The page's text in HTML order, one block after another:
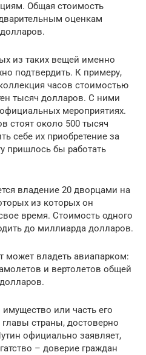
Общая стоимость
оценкам
из таких вещей именно
подтвердить. К примеру,
часов стоимостью
тысяч долларов. С ними
мероприятиях.
стоят около 500 тысяч
себе их приобретение за
пришлось бы работать
владение 20 дворцами на
из которых он
время. Стоимость одного
до миллиарда долларов.
может владеть авиапарком:
и вертолетов общей
или часть его
страны, достоверно
официально заявляет,
– доверие граждан